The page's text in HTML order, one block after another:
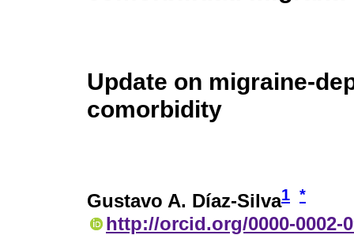
Update on migraine-
comorbidity
Gustavo A. Díaz-Silva1 *
http://orcid.org/0000-0002-